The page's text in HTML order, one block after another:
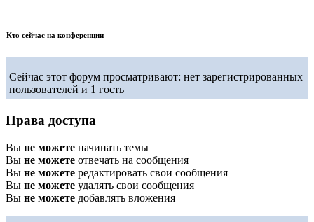
Кто сейчас на конференции
Сейчас этот форум просматривают: нет зарегистрированных
пользователей и 1 гость
Права доступа
Вы не можете начинать темы
Вы не можете отвечать на сообщения
Вы не можете редактировать свои сообщения
Вы не можете удалять свои сообщения
Вы не можете добавлять вложения